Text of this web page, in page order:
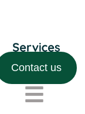
Contact us